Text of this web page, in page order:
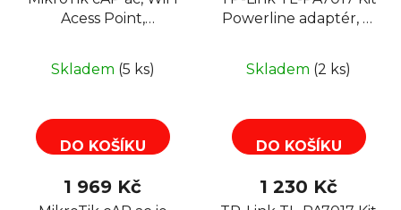
Acess Point,
Skladem (5 ks)
DO KOŠÍKU
1 969 Kč
Powerline adaptér, 1x
Skladem (2 ks)
DO KOŠÍKU
1 230 Kč